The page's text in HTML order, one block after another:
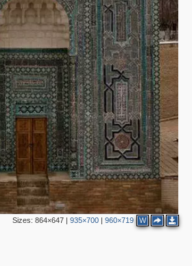
Sizes: 864×647| 935×700| 960×719 W